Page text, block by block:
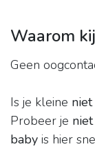
Waarom
Geen
Is je kleine niet
Probeer je niet
baby is hier